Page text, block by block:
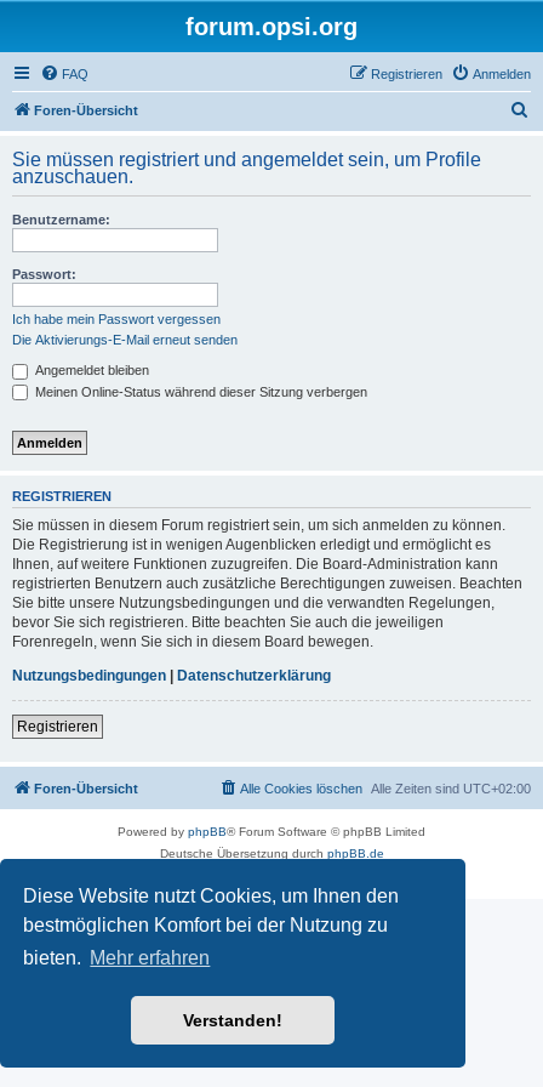
Diese Website nutzt Cookies, um Ihnen den
bestmöglichen Komfort bei der Nutzung zu
bieten. Mehr erfahren
Verstanden!
forum.opsi.org
FAQ Anmelden
Registrieren
Foren-Übersicht
h
Sie müssen registriert und angemeldet sein, um Profile
anzuschauen.
Benutzername:
Passwort:
Ich habe mein Passwort vergessen
Die Aktivierungs-E-Mail erneut senden
Angemeldet bleiben
Meinen Online-Status während dieser Sitzung verbergen
REGISTRIEREN
Sie müssen in diesem Forum registriert sein, um sich anmelden zu können.
Die Registrierung ist in wenigen Augenblicken erledigt und ermöglicht es
Ihnen, auf weitere Funktionen zuzugreifen. Die Board-Administration kann
registrierten Benutzern auch zusätzliche Berechtigungen zuweisen. Beachten
Sie bitte unsere Nutzungsbedingungen und die verwandten Regelungen,
bevor Sie sich registrieren. Bitte beachten Sie auch die jeweiligen
Forenregeln, wenn Sie sich in diesem Board bewegen.
Nutzungsbedingungen | Datenschutzerklärung
Registrieren
Foren-Übersicht Alle Zeiten sind UTC+02:00
Alle Cookies löschen
Powered by phpBB® Forum Software © phpBB Limited
Deutsche Übersetzung durch phpBB.de